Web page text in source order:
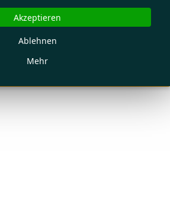
Mehr
Ablehnen
Akzeptieren